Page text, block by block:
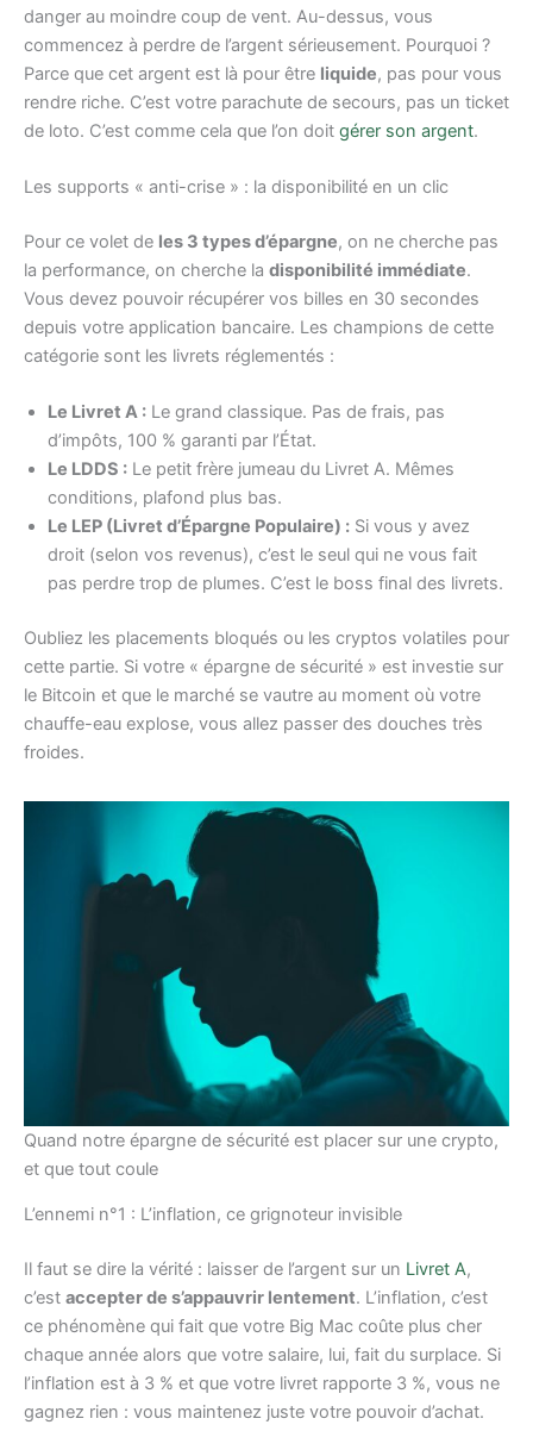
danger au moindre coup de vent. Au-dessus, vous
commencez à perdre de l’argent sérieusement. Pourquoi ?
Parce que cet argent est là pour être liquide, pas pour vous
rendre riche. C’est votre parachute de secours, pas un ticket
de loto. C’est comme cela que l’on doit gérer son argent.
Les supports « anti-crise » : la disponibilité en un clic
Pour ce volet de les 3 types d’épargne, on ne cherche pas
la performance, on cherche la disponibilité immédiate.
Vous devez pouvoir récupérer vos billes en 30 secondes
depuis votre application bancaire. Les champions de cette
catégorie sont les livrets réglementés :
Le Livret A : Le grand classique. Pas de frais, pas
d’impôts, 100 % garanti par l’État.
Le LDDS : Le petit frère jumeau du Livret A. Mêmes
conditions, plafond plus bas.
Le LEP (Livret d’Épargne Populaire) : Si vous y avez
droit (selon vos revenus), c’est le seul qui ne vous fait
pas perdre trop de plumes. C’est le boss final des livrets.
Oubliez les placements bloqués ou les cryptos volatiles pour
cette partie. Si votre « épargne de sécurité » est investie sur
le Bitcoin et que le marché se vautre au moment où votre
chauffe-eau explose, vous allez passer des douches très
froides.
Quand notre épargne de sécurité est placer sur une crypto,
et que tout coule
L’ennemi n°1 : L’inflation, ce grignoteur invisible
Il faut se dire la vérité : laisser de l’argent sur un Livret A,
c’est accepter de s’appauvrir lentement. L’inflation, c’est
ce phénomène qui fait que votre Big Mac coûte plus cher
chaque année alors que votre salaire, lui, fait du surplace. Si
l’inflation est à 3 % et que votre livret rapporte 3 %, vous ne
gagnez rien : vous maintenez juste votre pouvoir d’achat.